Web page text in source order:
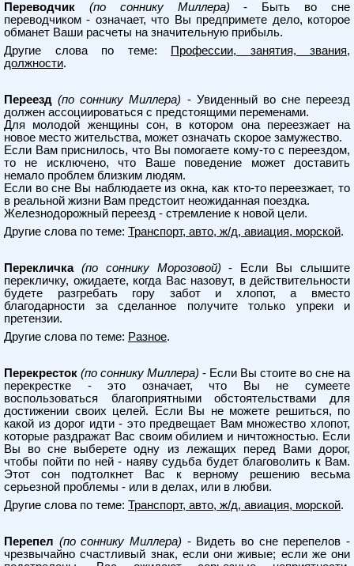
Переводчик (по соннику Миллера) - Быть во сне
переводчиком - означает, что Вы предпримете дело, которое
обманет Ваши расчеты на значительную прибыль.
Другие слова по теме:
Профессии, занятия, звания,
должности.
Переезд (по соннику Миллера) - Увиденный во сне переезд
должен ассоциироваться с предстоящими переменами.
Для молодой женщины сон, в котором она переезжает на
новое место жительства, может означать скорое замужество.
Если Вам приснилось, что Вы помогаете кому-то с переездом,
то не исключено, что Ваше поведение может доставить
немало проблем близким людям.
Если во сне Вы наблюдаете из окна, как кто-то переезжает, то
в реальной жизни Вам предстоит неожиданная поездка.
Железнодорожный переезд - стремление к новой цели.
Другие слова по теме: Транспорт, авто, ж/д, авиация, морской.
Перекличка (по соннику Морозовой) - Если Вы слышите
перекличку, ожидаете, когда Вас назовут, в действительности
будете разгребать гору забот и хлопот, а вместо
благодарности за сделанное получите только упреки и
претензии.
Другие слова по теме: Разное.
Перекресток (по соннику Миллера) - Если Вы стоите во сне на
перекрестке - это означает, что Вы не сумеете
воспользоваться благоприятными обстоятельствами для
достижении своих целей. Если Вы не можете решиться, по
какой из дорог идти - это предвещает Вам множество хлопот,
которые раздражат Вас своим обилием и ничтожностью. Если
Вы во сне выберете одну из лежащих перед Вами дорог,
чтобы пойти по ней - наяву судьба будет благоволить к Вам.
Этот сон подтолкнет Вас к верному решению весьма
серьезной проблемы - или в делах, или в любви.
Другие слова по теме: Транспорт, авто, ж/д, авиация, морской.
Перепел (по соннику Миллера) - Видеть во сне перепелов -
чрезвычайно счастливый знак, если они живые; если же они